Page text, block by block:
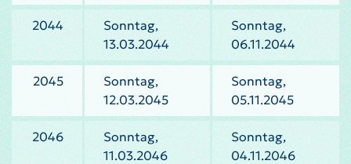
2044
Sonntag,
13.03.2044
Sonntag,
06.11.2044
2045
Sonntag,
12.03.2045
Sonntag,
05.11.2045
2046
Sonntag,
11.03.2046
Sonntag,
04.11.2046